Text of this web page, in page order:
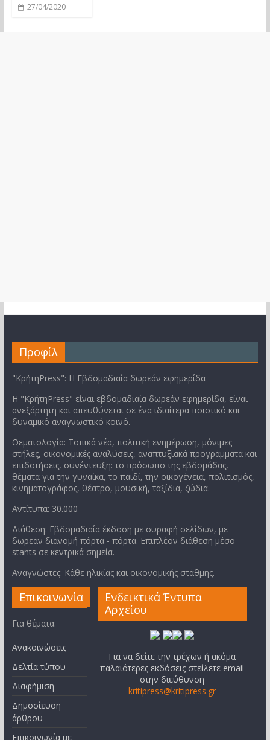
27/04/2020
Προφίλ
"ΚρήτηPress": Η Εβδομαδιαία δωρεάν εφημερίδα
Η "ΚρήτηPress" είναι εβδομαδιαία δωρεάν εφημερίδα, είναι
ανεξάρτητη και απευθύνεται σε ένα ιδιαίτερα ποιοτικό και
δυναμικό αναγνωστικό κοινό.
Θεματολογία: Τοπικά νέα, πολιτική ενημέρωση, μόνιμες
στήλες, οικονομικές αναλύσεις, αναπτυξιακά προγράμματα και
επιδοτήσεις, συνέντευξη: το πρόσωπο της εβδομάδας,
θέματα για την γυναίκα, το παιδί, την οικογένεια, πολιτισμός,
κινηματογράφος, θέατρο, μουσική, ταξίδια, ζώδια.
Αντίτυπα: 30.000
Διάθεση: Εβδομαδιαία έκδοση με συραφή σελίδων, με
δωρεάν διανομή πόρτα - πόρτα. Επιπλέον διάθεση μέσο
stants σε κεντρικά σημεία.
Αναγνώστες: Κάθε ηλικίας και οικονομικής στάθμης.
Επικοινωνία
Για θέματα:
Ανακοινώσεις
Δελτία τύπου
Διαφήμιση
Δημοσίευση
άρθρου
Επικοινωνία με
Ενδεικτικά Έντυπα
Αρχείου
Για να δείτε την τρέχων ή ακόμα
παλαιότερες εκδόσεις στείλετε email
στην διεύθυνση
kritipress@kritipress.gr